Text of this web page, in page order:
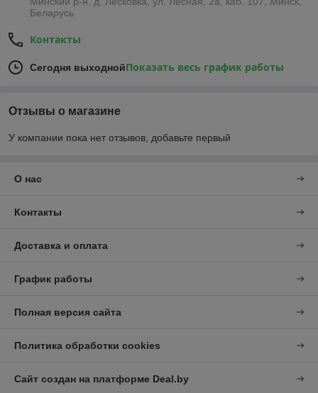
Беларусь
Контакты
Сегодня выходнойПоказать весь график работы
Отзывы о магазине
У компании пока нет отзывов, добавьте первый
О нас
Контакты
Доставка и оплата
График работы
Полная версия сайта
Политика обработки cookies
Сайт создан на платформе Deal.by